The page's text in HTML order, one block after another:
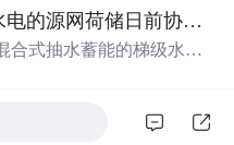
合基础一般、希望在短
应试能力；②突破Excel
总】【易错题集】等配套
误报漏报边界；本地网
与示例。压缩包包含完
合开发者进行工程预检、
可直接运行，零第三方
含混合式抽水蓄能梯级水电的源网荷储日前协同调度优化研究（Matlab代码实现）
合式抽水蓄能的梯级水电
提升电力系统的灵活性与